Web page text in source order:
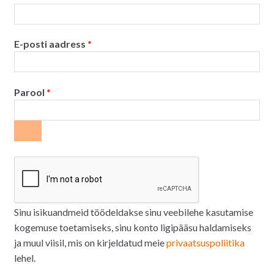
E-posti aadress *Nõutud
Parool *Nõutud
Sinu isikuandmeid töödeldakse sinu veebilehe kasutamise
kogemuse toetamiseks, sinu konto ligipääsu haldamiseks
ja muul viisil, mis on kirjeldatud meieprivaatsuspoliitika
lehel.